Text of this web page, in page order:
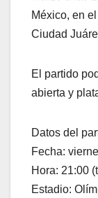
México, en
Ciudad
El partido
abierta y
Datos del
Fecha:
Hora: 21:00
Estadio: